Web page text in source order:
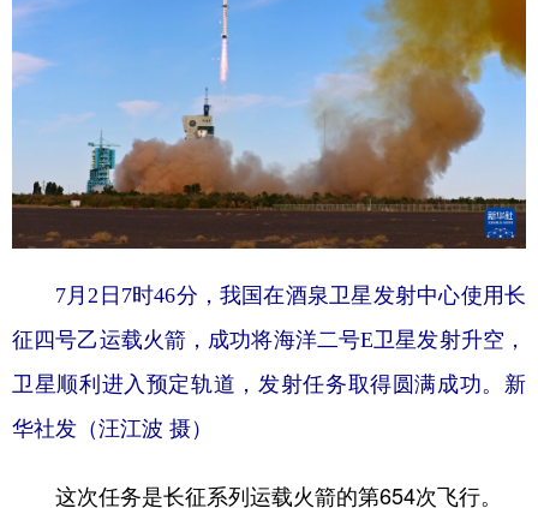
广西
贵州 西藏
陕西 甘肃 青海 宁夏
新疆 内蒙古 黑龙江
多语种频道
English Español Français عربى
Русский язык 日本語 한국어
7月2日7时46分，我国在酒泉卫星发射中心使用长
征四号乙运载火箭，成功将海洋二号E卫星发射升空，
卫星顺利进入预定轨道，发射任务取得圆满成功。新
华社发（汪江波 摄）
这次任务是长征系列运载火箭的第654次飞行。